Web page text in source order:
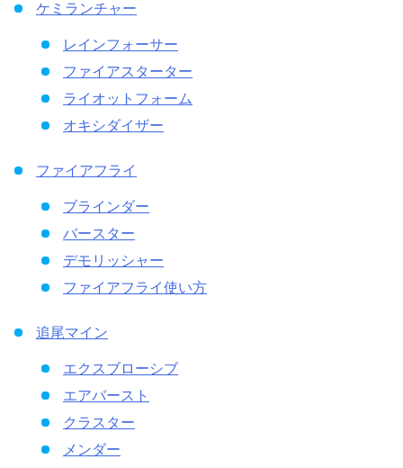
ケミランチャー
レインフォーサー
ファイアスターター
ライオットフォーム
オキシダイザー
ファイアフライ
ブラインダー
バースター
デモリッシャー
ファイアフライ使い方
追尾マイン
エクスブローシブ
エアバースト
クラスター
メンダー